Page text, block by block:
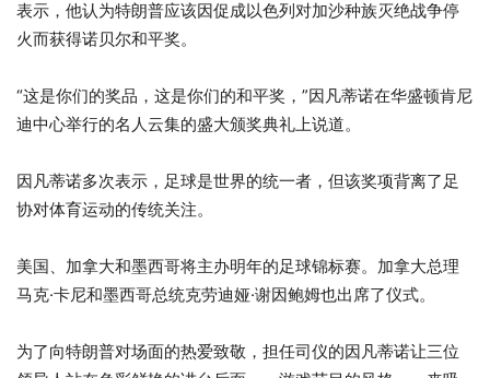
表示，他认为特朗普应该因促成以色列对加沙种族灭绝战争停
火而获得诺贝尔和平奖。
“这是你们的奖品，这是你们的和平奖，”因凡蒂诺在华盛顿肯尼
迪中心举行的名人云集的盛大颁奖典礼上说道。
因凡蒂诺多次表示，足球是世界的统一者，但该奖项背离了足
协对体育运动的传统关注。
美国、加拿大和墨西哥将主办明年的足球锦标赛。加拿大总理
马克·卡尼和墨西哥总统克劳迪娅·谢因鲍姆也出席了仪式。
为了向特朗普对场面的热爱致敬，担任司仪的因凡蒂诺让三位